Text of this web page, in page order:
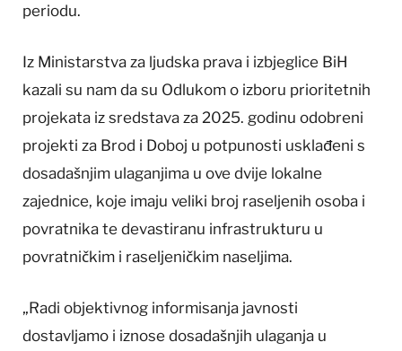
periodu.
Iz Ministarstva za ljudska prava i izbjeglice BiH
kazali su nam da su Odlukom o izboru prioritetnih
projekata iz sredstava za 2025. godinu odobreni
projekti za Brod i Doboj u potpunosti usklađeni s
dosadašnjim ulaganjima u ove dvije lokalne
zajednice, koje imaju veliki broj raseljenih osoba i
povratnika te devastiranu infrastrukturu u
povratničkim i raseljeničkim naseljima.
„Radi objektivnog informisanja javnosti
dostavljamo i iznose dosadašnjih ulaganja u